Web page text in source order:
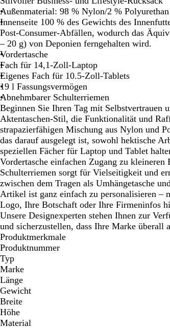
Schwenken.
Schwenken.
Außenmaterial: 98 % Nylon/2 % Polyurethan
Innenseite 100 % des Gewichts des
Post-Consumer-Abfällen, wodurch das
– 20 g) von Deponien ferngehalten wird.
Vordertasche
Fach für 14,1-Zoll-Laptop
Eigenes Fach für 10.5-Zoll-Tablets
19 l Fassungsvermögen
Abnehmbarer Schulterriemen
Beginnen Sie Ihren Tag mit Selbstvertrauen
Aktentaschen-Stil, die Funktionalität und
strapazierfähigen Mischung aus Nylon und
das darauf ausgelegt ist, sowohl hektische
speziellen Fächer für Laptop und Tablet
Vordertasche einfachen Zugang zu kleineren
Schulterriemen sorgt für Vielseitigkeit und
zwischen dem Tragen als Umhängetasche
Artikel ist ganz einfach zu personalisieren –
Logo, Ihre Botschaft oder Ihre Firmeninfos
Unsere Designexperten stehen Ihnen zur
und sicherzustellen, dass Ihre Marke überall
Produktmerkmale
Produktnummer
Typ
Marke
Länge
Gewicht
Breite
Höhe
Material